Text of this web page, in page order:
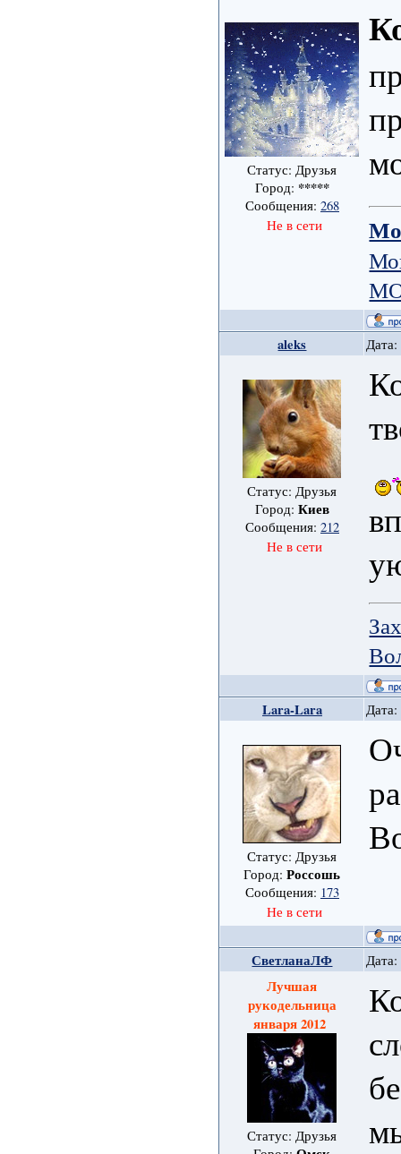
Статус: Друзья
Город: *****
Сообщения: 268
Не в сети
aleks Дата:
Статус: Друзья
Город: Киев
Сообщения: 212
Не в сети
Lara-Lara
Статус: Друзья
Город:Россошь
Сообщения: 173
Не в сети
СветланаЛФ
Лучшая
рукодельница
января 2012
Статус: Друзья